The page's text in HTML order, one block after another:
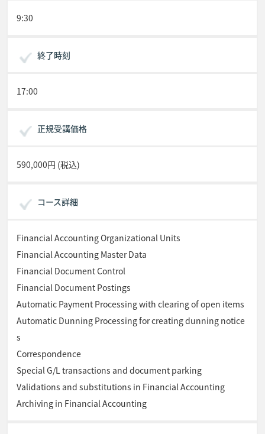
9:30
終了時刻
17:00
正規受講価格
590,000円 (税込)
コース詳細
Financial Accounting Organizational Units
Financial Accounting Master Data
Financial Document Control
Financial Document Postings
Automatic Payment Processing with clearing of open items
Automatic Dunning Processing for creating dunning notice
s
Correspondence
Special G/L transactions and document parking
Validations and substitutions in Financial Accounting
Archiving in Financial Accounting